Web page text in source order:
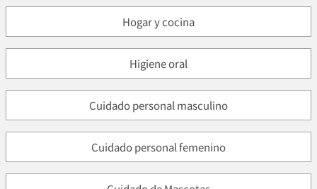
Hogar y cocina
Higiene oral
Cuidado personal masculino
Cuidado personal femenino